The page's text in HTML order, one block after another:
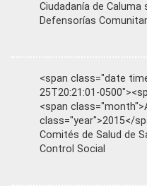
Ciudadanía de
Defensorías
<span class="date
25T20:21:01-
<span
class="year">2015</
Comités de Salud de
Control Social